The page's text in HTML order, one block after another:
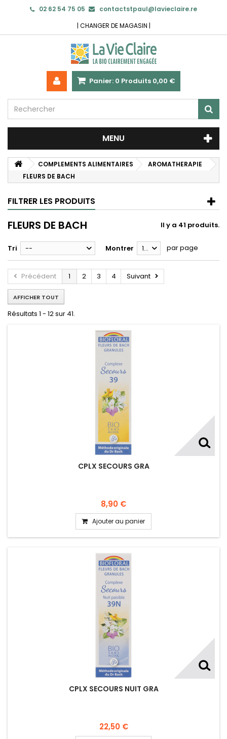
02 62 54 75 05
contactstpaul@lavieclaire.re
| CHANGER DE MAGASIN |
Panier: 0 Produits 0,00 €
MENU
COMPLEMENTS ALIMENTAIRES
AROMATHERAPIE
FLEURS DE BACH
FILTRER LES PRODUITS
FLEURS DE BACH Il y a 41 produits.
Tri -- Montrer 12 par page
Précédent 1 2 3 4 Suivant
AFFICHER TOUT
Résultats 1 - 12 sur 41.
CPLX SECOURS GRA
8,90 €
Ajouter au panier
CPLX SECOURS NUIT GRA
22,50 €